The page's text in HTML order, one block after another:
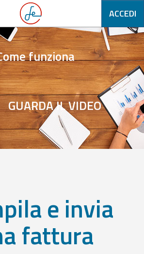
ACCEDI
funziona
GUARDA IL VIDEO
e invia
fattura